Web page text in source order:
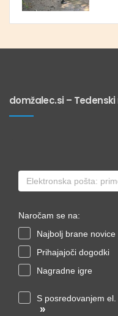
domžalec.si –
Naročam se na:
Najbolj brane
Prihajajoči dogodki
Nagradne igre
S posredovanjem
»